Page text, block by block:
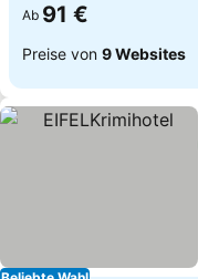
Ab 91 €
Preise von 9 Websites